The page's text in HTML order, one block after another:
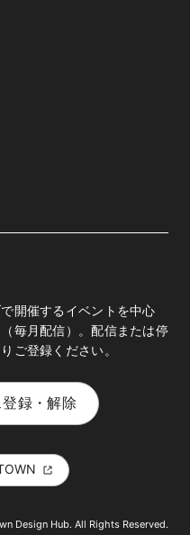
開催するイベントを中心
毎月配信）。配信または停
ご登録ください。
録・解除
Design Hub. All Rights Reserved.